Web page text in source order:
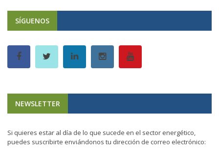
SÍGUENOS
NEWSLETTER
Si quieres estar al día de lo que sucede en el sector energético,
puedes suscribirte enviándonos tu dirección de correo electrónico: